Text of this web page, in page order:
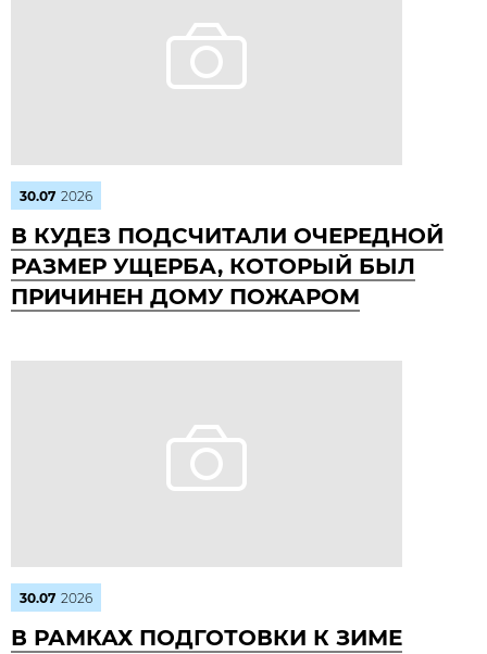
30.07 2026
В КУДЕЗ ПОДСЧИТАЛИ ОЧЕРЕДНОЙ
РАЗМЕР УЩЕРБА, КОТОРЫЙ БЫЛ
ПРИЧИНЕН ДОМУ ПОЖАРОМ
30.07 2026
В РАМКАХ ПОДГОТОВКИ К ЗИМЕ